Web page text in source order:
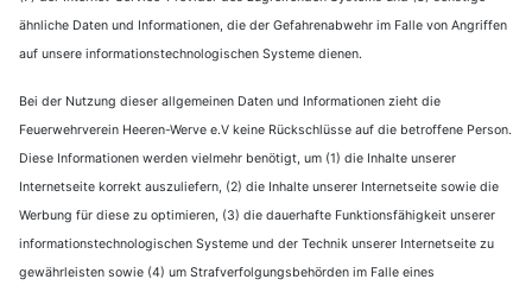
ähnliche Daten und Informationen, die der Gefahrenabwehr im Falle von Angriffen
auf unsere informationstechnologischen Systeme dienen.
Bei der Nutzung dieser allgemeinen Daten und Informationen zieht die
Feuerwehrverein Heeren-Werve e.V keine Rückschlüsse auf die betroffene Person.
Diese Informationen werden vielmehr benötigt, um (1) die Inhalte unserer
Internetseite korrekt auszuliefern, (2) die Inhalte unserer Internetseite sowie die
Werbung für diese zu optimieren, (3) die dauerhafte Funktionsfähigkeit unserer
informationstechnologischen Systeme und der Technik unserer Internetseite zu
gewährleisten sowie (4) um Strafverfolgungsbehörden im Falle eines